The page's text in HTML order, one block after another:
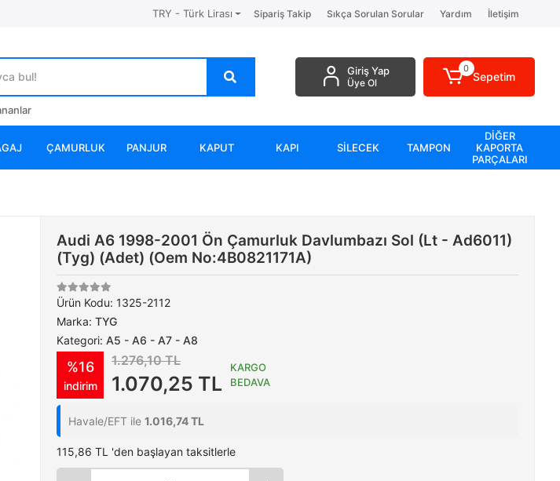
TRY - Türk Lirası Sipariş Takip Sıkça Sorulan Sorular Yardım İletişim
Giriş Yap
Üye Ol
0
Sepetim
ÇAMURLUK PANJUR KAPUT KAPI SİLECEK TAMPON
DİĞER
KAPORTA
PARÇALARI
Audi A6 1998-2001 Ön Çamurluk Davlumbazı Sol (Lt - Ad6011)
(Tyg) (Adet) (Oem No:4B0821171A)
Ürün Kodu: 1325-2112
Marka: TYG
Kategori: A5 - A6 - A7 - A8
%16
indirim
1.276,10 TL
1.070,25 TL
KARGO
BEDAVA
Havale/EFT ile 1.016,74 TL
115,86 TL 'den başlayan taksitlerle